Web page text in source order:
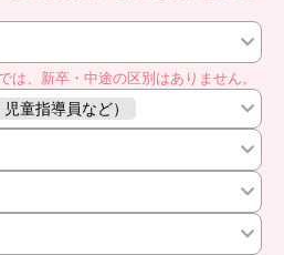
、新卒・中途の区別はありません。
童指導員など）